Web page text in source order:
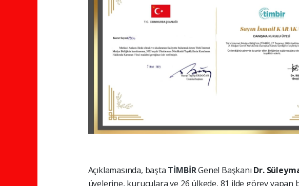
Açıklamasında, başta TİMBİRGenel Başkanı Dr.
üyelerine, kuruculara ve 26 ülkede, 81 ilde görev yapan